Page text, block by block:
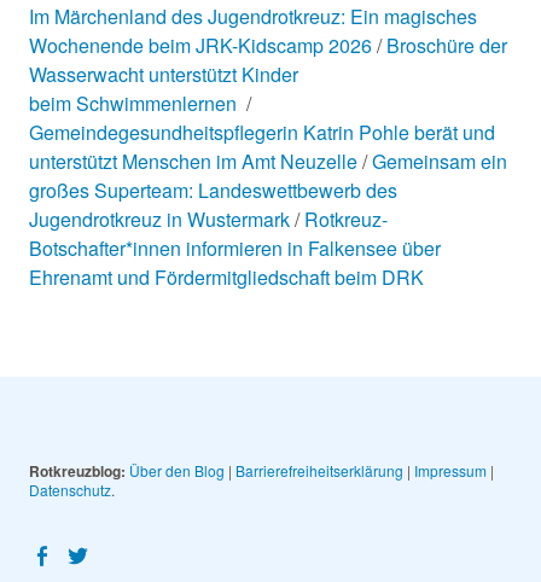
Im Märchenland des Jugendrotkreuz: Ein magisches
Wochenende beim JRK-Kidscamp 2026 Broschüre der
Wasserwacht unterstützt Kinder
beim Schwimmenlernen
Gemeindegesundheitspflegerin Katrin Pohle berät und
unterstützt Menschen im Amt Neuzelle Gemeinsam ein
großes Superteam: Landeswettbewerb des
Jugendrotkreuz in Wustermark Rotkreuz-
Botschafter*innen informieren in Falkensee über
Ehrenamt und Fördermitgliedschaft beim DRK
Rotkreuzblog: Über den Blog | Barrierefreiheitserklärung | Impressum|
Datenschutz